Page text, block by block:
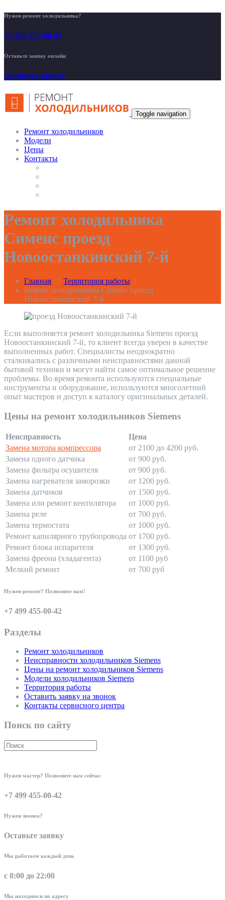
Нужен ремонт холодильника?
+7 499 455-00-42
Оставьте заявку онлайн
Оставить заявку
Toggle navigation
Ремонт холодильников
Модели
Цены
Контакты
Ремонт холодильника
Сименс проезд
Новоостанкинский 7-й
Главная / Территория работы /
Ремонт холодильника Сименс проезд
Новоостанкинский 7-й
Если выполняется ремонт холодильника Siemens проезд
Новоостанкинский 7-й, то клиент всегда уверен в качестве
выполненных работ. Специалисты неоднократно
сталкивались с различными неисправностями данной
бытовой техники и могут найти самое оптимальное решение
проблемы. Во время ремонта используются специальные
инструменты и оборудование, используются многолетний
опыт мастеров и доступ к каталогу оригинальных деталей.
Цены на ремонт холодильников Siemens
Неисправность
Цена
Замена мотора компрессора
от 2100 до 4200 руб.
Замена одного датчика
от 900 руб.
Замена фильтра осушителя
от 900 руб.
Замена нагревателя заморозки
от 1200 руб.
Замена датчиков
от 1500 руб.
Замена или ремонт вентилятора
от 1000 руб.
Замена реле
от 700 руб.
Замена термостата
от 1000 руб.
Ремонт капилярного трубопровода от 1700 руб.
Ремонт блока испарителя
от 1300 руб.
Замена фреона (хладагента)
от 1100 руб
Мелкий ремонт
от 700 руб
Нужен ремонт? Позвоните нам!
+7 499 455-00-42
Разделы
Ремонт холодильников
Неисправности холодильников Siemens
Цены на ремонт холодильников Siemens
Модели холодильников Siemens
Территория работы
Оставить заявку на звонок
Контакты сервисного центра
Поиск по сайту
Нужен мастер? Позвоните нам сейчас
+7 499 455-00-42
Нужен звонок?
Оставьте заявку
Мы работаем каждый день
с 8:00 до 22:00
Мы находимся по адресу